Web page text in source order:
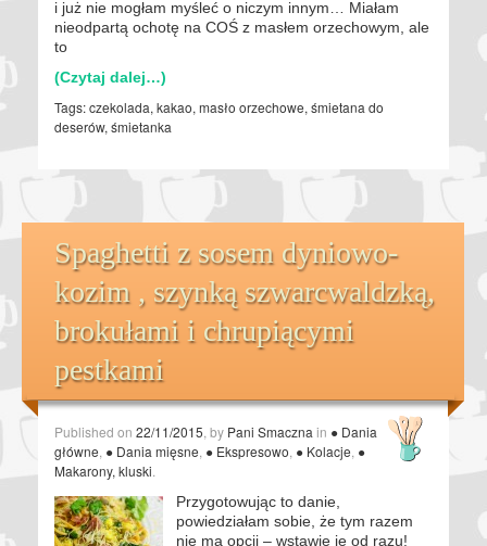
i już nie mogłam myśleć o niczym innym… Miałam
nieodpartą ochotę na COŚ z masłem orzechowym, ale
to
(Czytaj dalej…)
Tags:czekolada, kakao, masło orzechowe, śmietana do
deserów, śmietanka
Spaghetti z sosem dyniowo-
kozim , szynką szwarcwaldzką,
brokułami i chrupiącymi
pestkami
Published on 22/11/2015 , by Pani Smaczna in ● Dania
główne ● Dania mięsne ● Ekspresowo ● Kolacje ●
Makarony, kluski
Przygotowując to danie,
powiedziałam sobie, że tym razem
nie ma opcji – wstawię je od razu!